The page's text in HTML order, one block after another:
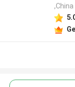
,China